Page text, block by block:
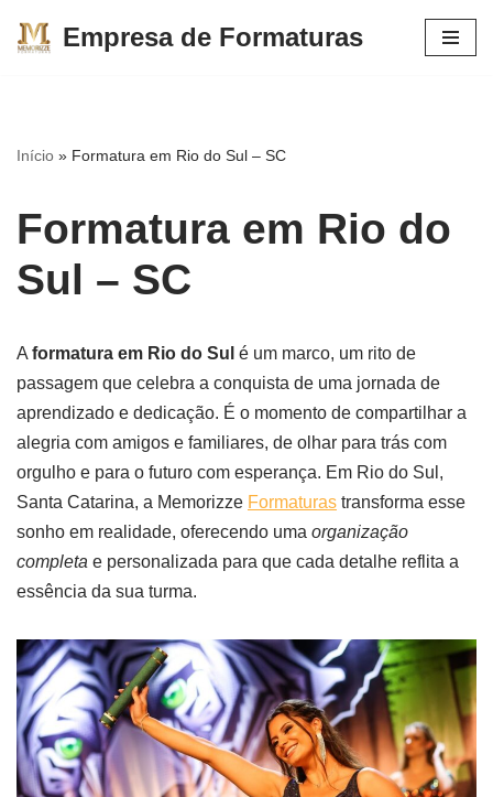
conteúdo
Empresa de Formaturas
Início » Formatura em Rio do Sul – SC
Formatura em Rio do
Sul – SC
A formatura em Rio do Sul é um marco, um rito de
passagem que celebra a conquista de uma jornada de
aprendizado e dedicação. É o momento de compartilhar a
alegria com amigos e familiares, de olhar para trás com
orgulho e para o futuro com esperança. Em Rio do Sul,
Santa Catarina, a Memorizze Formaturas transforma esse
sonho em realidade, oferecendo uma organização
completa e personalizada para que cada detalhe reflita a
essência da sua turma.